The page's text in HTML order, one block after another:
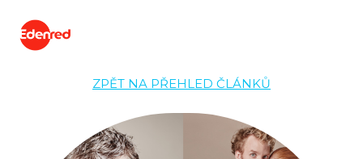
ZPĚT NA PŘEHLED ČLÁNKŮ